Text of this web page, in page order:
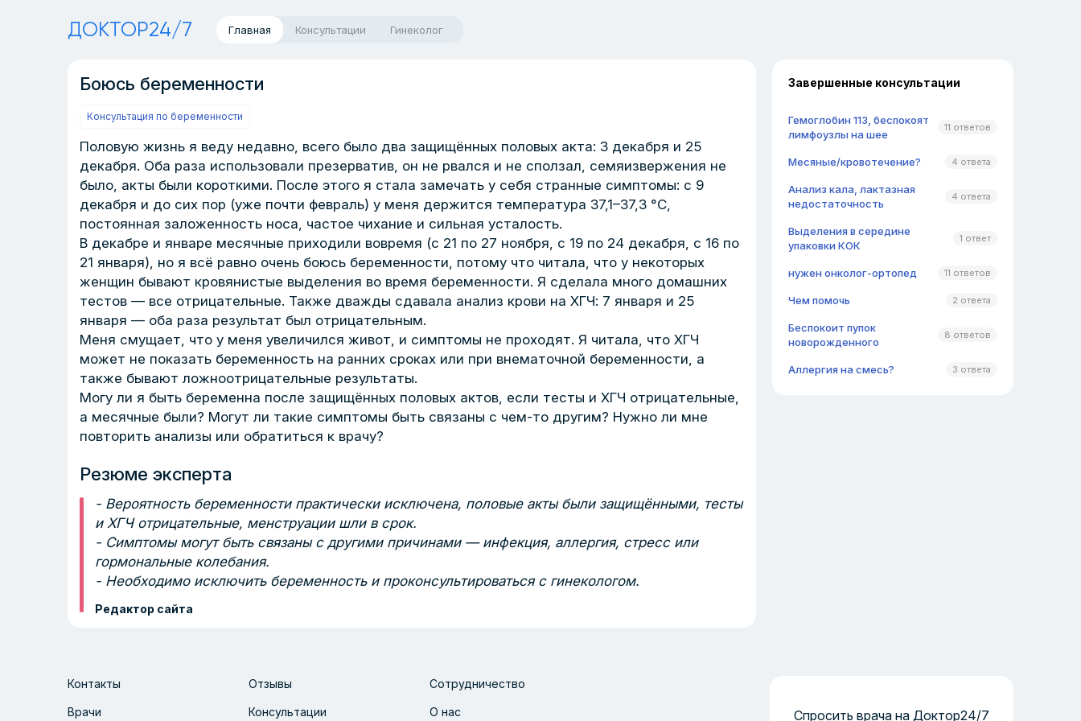
ДОКТОР24/7 Главная Консультации Гинеколог
Боюсь беременности
Консультация по беременности
Половую жизнь я веду недавно, всего было два защищённых половых акта: 3 декабря и 25
декабря. Оба раза использовали презерватив, он не рвался и не сползал, семяизвержения не
было, акты были короткими. После этого я стала замечать у себя странные симптомы: с 9
декабря и до сих пор (уже почти февраль) у меня держится температура 37,1–37,3 °C,
постоянная заложенность носа, частое чихание и сильная усталость.
В декабре и январе месячные приходили вовремя (с 21 по 27 ноября, с 19 по 24 декабря, с 16 по
21 января), но я всё равно очень боюсь беременности, потому что читала, что у некоторых
женщин бывают кровянистые выделения во время беременности. Я сделала много домашних
тестов — все отрицательные. Также дважды сдавала анализ крови на ХГЧ: 7 января и 25
января — оба раза результат был отрицательным.
Меня смущает, что у меня увеличился живот, и симптомы не проходят. Я читала, что ХГЧ
может не показать беременность на ранних сроках или при внематочной беременности, а
также бывают ложноотрицательные результаты.
Могу ли я быть беременна после защищённых половых актов, если тесты и ХГЧ отрицательные,
а месячные были? Могут ли такие симптомы быть связаны с чем-то другим? Нужно ли мне
повторить анализы или обратиться к врачу?
Резюме эксперта
- Вероятность беременности практически исключена, половые акты были защищёнными, тесты
и ХГЧ отрицательные, менструации шли в срок.
- Симптомы могут быть связаны с другими причинами — инфекция, аллергия, стресс или
гормональные колебания.
- Необходимо исключить беременность и проконсультироваться с гинекологом.
Редактор сайта
Завершенные консультации
Гемоглобин 113, беспокоят
лимфоузлы на шее
11 ответов
Месяные/кровотечение? 4 ответа
Анализ кала, лактазная
недостаточность
4 ответа
Выделения в середине
упаковки КОК
1 ответ
нужен онколог-ортопед 11 ответов
Чем помочь 2 ответа
Беспокоит пупок
новорожденного
8 ответов
Аллергия на смесь? 3 ответа
Контакты Отзывы Сотрудничество
Врачи Консультации О нас Спросить врача на Доктор24/7